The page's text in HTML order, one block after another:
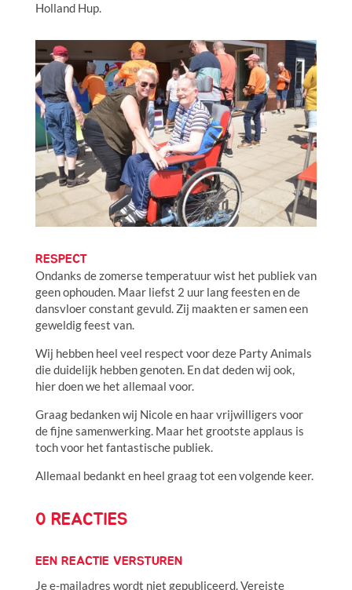
Holland Hup.
RESPECT
Ondanks de zomerse temperatuur wist het publiek van
geen ophouden. Maar liefst 2 uur lang feesten en de
dansvloer constant gevuld. Zij maakten er samen een
geweldig feest van.
Wij hebben heel veel respect voor deze Party Animals
die duidelijk hebben genoten. En dat deden wij ook,
hier doen we het allemaal voor.
Graag bedanken wij Nicole en haar vrijwilligers voor
de fijne samenwerking. Maar het grootste applaus is
toch voor het fantastische publiek.
Allemaal bedankt en heel graag tot een volgende keer.
0 REACTIES
EEN REACTIE VERSTUREN
Je e-mailadres wordt niet gepubliceerd.Vereiste